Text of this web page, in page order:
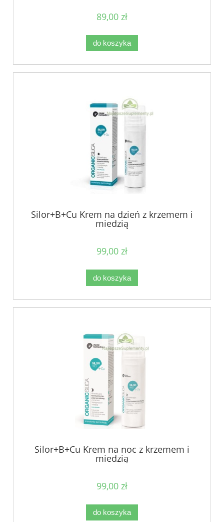
89,00 zł
do koszyka
Silor+B+Cu Krem na dzień z krzemem i
miedzią
99,00 zł
do koszyka
Silor+B+Cu Krem na noc z krzemem i
miedzią
99,00 zł
do koszyka